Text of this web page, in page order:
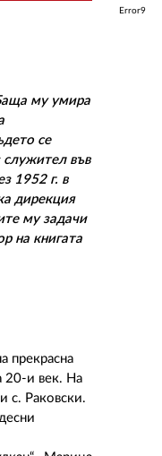
му умира
се
служител във
1952 г. в
дирекция
му задачи
на книгата
прекрасна
20-и век. На
с. Раковски.
Error9